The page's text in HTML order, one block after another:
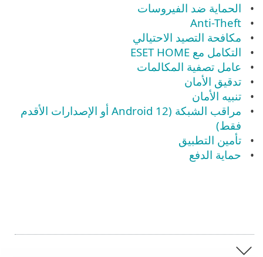
الحماية ضد الفيروسات
Anti-Theft
مكافحة التصيد الاحتيالي
التكامل مع ESET HOME
عامل تصفية المكالمات
تدقيق الأمان
تنبيه الأمان
مراقب الشبكة (Android 12 أو الإصدارات الأقدم
فقط)
تأمين التطبيق
حماية الدفع